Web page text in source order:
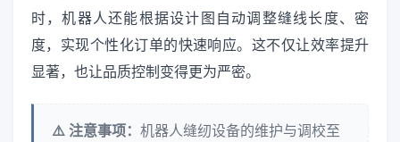
时，机器人还能根据设计图自动调整缝线长度、密
度，实现个性化订单的快速响应。这不仅让效率提升
显著，也让品质控制变得更为严密。
⚠️ 注意事项： 机器人缝纫设备的维护与调校至